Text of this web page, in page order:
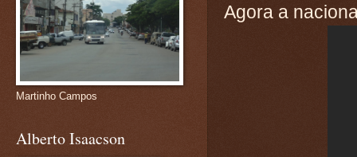
Agora a
Martinho Campos
Alberto Isaacson